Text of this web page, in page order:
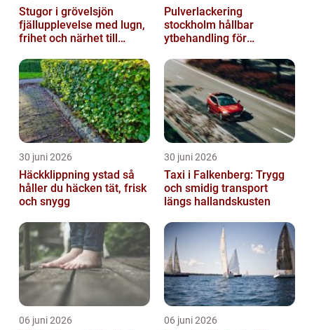
Stugor i grövelsjön
fjällupplevelse med lugn,
frihet och närhet till
Pulverlackering
stockholm hållbar
ytbehandling för
30 juni 2026
Häckklippning ystad så
håller du häcken tät, frisk
och snygg
30 juni 2026
Taxi i Falkenberg: Trygg
och smidig transport
längs hallandskusten
06 juni 2026 06 juni 2026